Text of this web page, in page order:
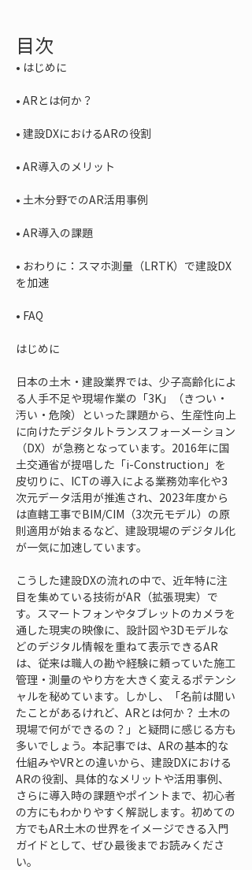
目次
•
•
•
•
•
•
• おわりに：スマホ測量（LRTK）で建設DX
• FAQ
はじめに
日本の土木・建設業界では、少子高齢化によ
る人手不足や現場作業の「3K」（きつい・
汚い・危険）といった課題から、生産性向上
に向けたデジタルトランスフォーメーション
（DX）が急務となっています。2016年に国
土交通省が提唱した「i-Construction」を
皮切りに、ICTの導入による業務効率化や3
次元データ活用が推進され、2023年度から
は直轄工事でBIM/CIM（3次元モデル）の原
則適用が始まるなど、建設現場のデジタル化
が一気に加速しています。
こうした建設DXの流れの中で、近年特に注
目を集めている技術がAR（拡張現実）で
す。スマートフォンやタブレットのカメラを
通した現実の映像に、設計図や3Dモデルな
どのデジタル情報を重ねて表示できるAR
は、従来は職人の勘や経験に頼っていた施工
管理・測量のやり方を大きく変えるポテンシ
ャルを秘めています。しかし、「名前は聞い
たことがあるけれど、ARとは何か？ 土木の
現場で何ができるの？」と疑問に感じる方も
多いでしょう。本記事では、ARの基本的な
仕組みやVRとの違いから、建設DXにおける
ARの役割、具体的なメリットや活用事例、
さらに導入時の課題やポイントまで、初心者
の方にもわかりやすく解説します。初めての
方でもAR土木の世界をイメージできる入門
ガイドとして、ぜひ最後までお読みくださ
い。